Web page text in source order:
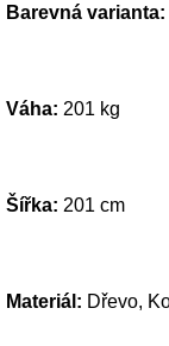
Barevná varianta:
Váha: 201 kg
Šířka: 201 cm
Materiál: Dřevo,